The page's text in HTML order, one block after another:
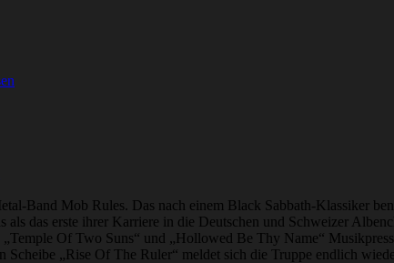
Band Mob Rules. Das nach einem Black Sabbath-Klassiker
das erste ihrer Karriere in die Deutschen und Schweizer
Of Two Suns“ und „Hollowed Be Thy Name“
„Rise Of The Ruler“ meldet sich die Truppe endlich